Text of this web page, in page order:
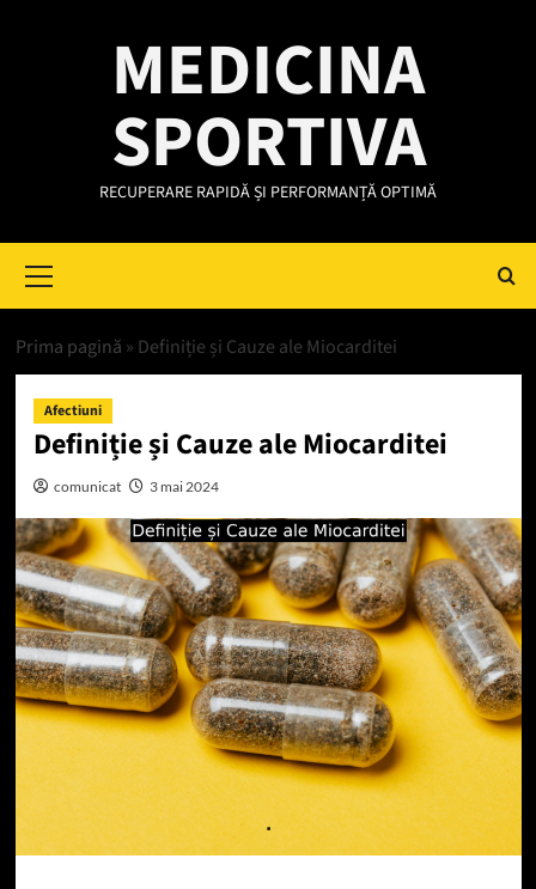
MEDICINA
SPORTIVA
RECUPERARE RAPIDĂ ȘI PERFORMANȚĂ OPTIMĂ
Menu
Prima pagină » Definiție și Cauze ale Miocarditei
Afectiuni
Definiție și Cauze ale Miocarditei
comunicat 3 mai 2024